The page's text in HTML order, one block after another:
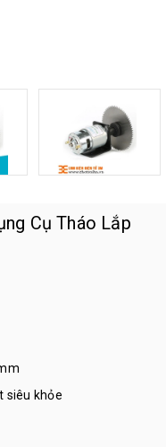
Cụ Tháo Lắp
siêu khỏe